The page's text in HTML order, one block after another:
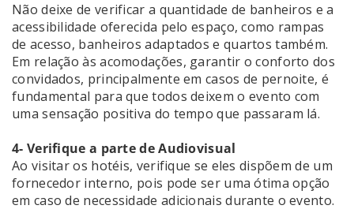
Não deixe de verificar a quantidade de banheiros e a
acessibilidade oferecida pelo espaço, como rampas
de acesso, banheiros adaptados e quartos também.
Em relação às acomodações, garantir o conforto dos
convidados, principalmente em casos de pernoite, é
fundamental para que todos deixem o evento com
uma sensação positiva do tempo que passaram lá.
4- Verifique a parte de Audiovisual
Ao visitar os hotéis, verifique se eles dispõem de um
fornecedor interno, pois pode ser uma ótima opção
em caso de necessidade adicionais durante o evento.